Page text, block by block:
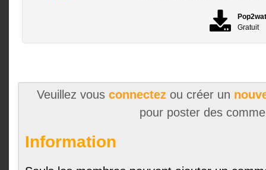
Gratuit
Veuillez vous connectezou créer un
pour poster des
Information